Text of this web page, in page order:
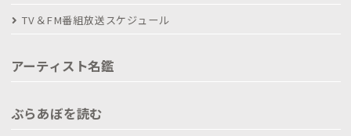
TV＆FM番組放送スケジュール
アーティスト名鑑
ぶらあぼを読む